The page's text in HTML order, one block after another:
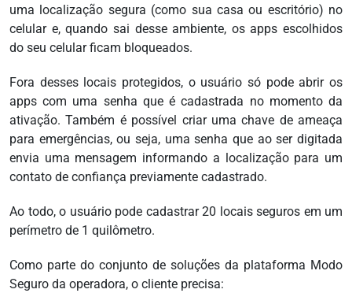
uma localização segura (como sua casa ou escritório) no
celular e, quando sai desse ambiente, os apps escolhidos
do seu celular ficam bloqueados.
Fora desses locais protegidos, o usuário só pode abrir os
apps com uma senha que é cadastrada no momento da
ativação. Também é possível criar uma chave de ameaça
para emergências, ou seja, uma senha que ao ser digitada
envia uma mensagem informando a localização para um
contato de confiança previamente cadastrado.
Ao todo, o usuário pode cadastrar 20 locais seguros em um
perímetro de 1 quilômetro.
Como parte do conjunto de soluções da plataforma Modo
Seguro da operadora, o cliente precisa: